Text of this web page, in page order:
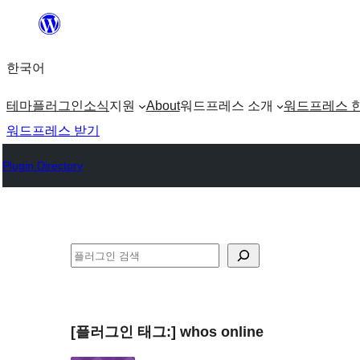
츠
로
가
한국어
테마플러그인소식지원 About워드프레스 소개 워드프레스
워드프레스 받기
Plugin Directory
검
[플러그인 태그:] whos online